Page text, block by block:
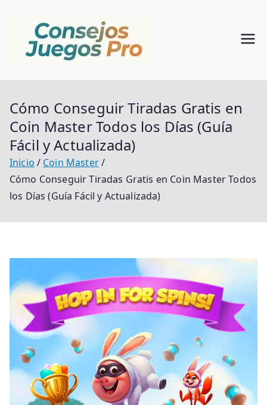
contenido
Consejo
Pro
Alma De Mundo Del
Cómo Conseguir Tiradas Gratis en
Coin Master Todos los Días (Guía
Fácil y Actualizada)
Inicio
Coin Master
Cómo Conseguir Tiradas Gratis en Coin Master Todos
los Días (Guía Fácil y Actualizada)